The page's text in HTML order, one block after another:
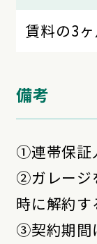
賃料の3
備考
①連帯保証
②ガレージ
時に解約す
➂契約期間